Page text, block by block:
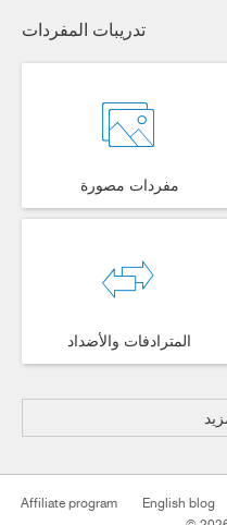
تدريبات المفردات
مفردات مصورة
المترادفات والأضداد
Affiliate program English blog